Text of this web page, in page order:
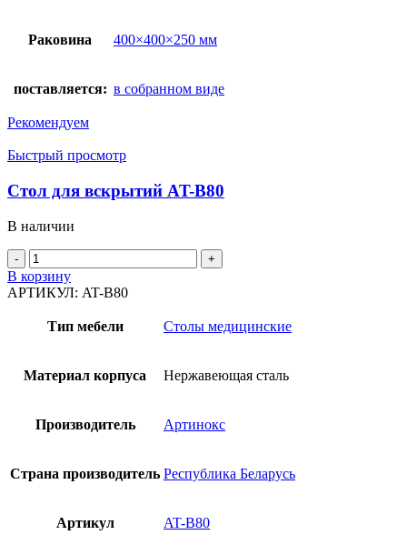
Раковина 400×400×250 мм
поставляется: в собранном виде
Рекомендуем
Быстрый просмотр
Стол для вскрытий AT-B80
В наличии
Количество
товара
Стол
вскрытий
В корзину
АРТИКУЛ: AT-B80
Тип мебели Столы медицинские
Материал корпуса Нержавеющая сталь
Производитель Артинокс
Страна производитель Республика Беларусь
Артикул AT-B80